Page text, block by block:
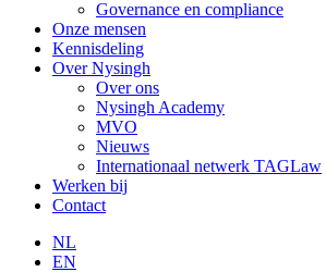
Governance en compliance
Onze mensen
Kennisdeling
Over Nysingh
Over ons
Nysingh Academy
MVO
Nieuws
Internationaal netwerk TAGLaw
Werken bij
Contact
NL
EN